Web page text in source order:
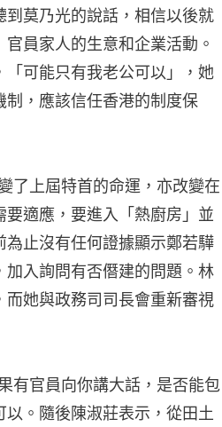
莫乃光的說話，相信以後就
員家人的生意和企業活動。
可能只有我老公可以」，她
，應該信任香港的制度保
了上屆特首的命運，亦改變在
適應，要進入「熱廚房」並
止沒有任何證據顯示鄭若驊
入詢問有否僭建的問題。林
她與政務司司長會重新審視
有官員向你講大話，是否能包
。隨後陳淑莊表示，從田土